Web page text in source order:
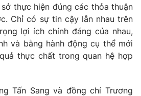
thực hiện đúng các thỏa thuận
Chỉ có sự tin cậy lẫn nhau trên
lợi ích chính đáng của nhau,
và bằng hành động cụ thể mới
thực chất trong quan hệ hợp
Tấn Sang và đồng chí Trương